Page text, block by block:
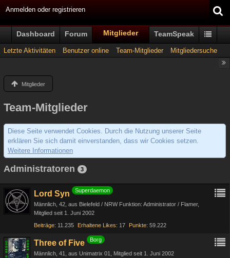
Anmelden oder registrieren
Dashboard Forum Mitglieder TeamSpeak
Letzte Aktivitäten Benutzer online Team-Mitglieder Mitgliedersuche
Mitglieder
Team-Mitglieder
Diese Seite verwendet Cookies. Durch die Nutzung unserer Seite
erklären Sie sich damit einverstanden, dass wir Cookies setzen.
Weitere Informationen
Administratoren 3
Lord Syn Superdaemon
Männlich 42 aus Bielefeld / NRW Funktion: Administrator / Flamer
Mitglied seit 1. Juni 2002
Beiträge 11.235 Erhaltene Likes 17 Punkte 59.222
Three of Five Borg
Männlich 41 aus Unimatrix 01
Mitglied seit 1. Juni 2002